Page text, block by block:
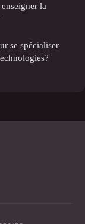
la
se spécialiser